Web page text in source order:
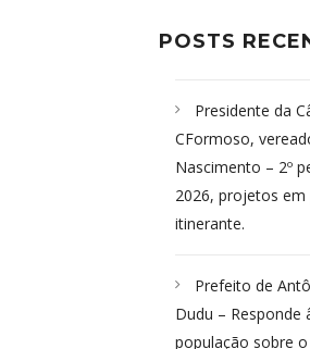
POSTS
Presidente da
CFormoso,
Nascimento – 2º
2026, projetos em
itinerante.
Prefeito de
Dudu – Responde
população sobre